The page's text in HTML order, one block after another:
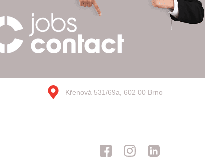
Křenová 531/69a, 602 00 Brno